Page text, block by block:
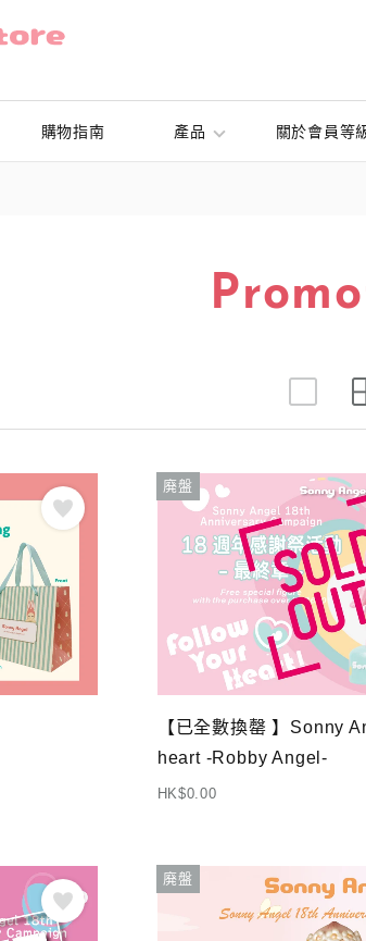
購物指南 產品 關於會員等
廃盤
【已全數換罄 】Sonny
heart -Robby Angel-
HK$0.00
廃盤